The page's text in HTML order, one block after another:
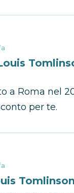
a Roma nel
per te.